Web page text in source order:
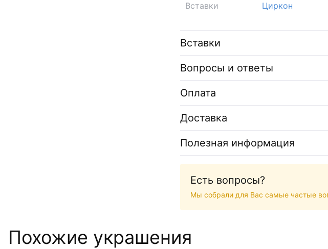
Вставки
Циркон
Вставки
Вопросы и ответы
Оплата
Доставка
Полезная информация
Есть вопросы?
Мы собрали для Вас самые частые
Похожие украшения